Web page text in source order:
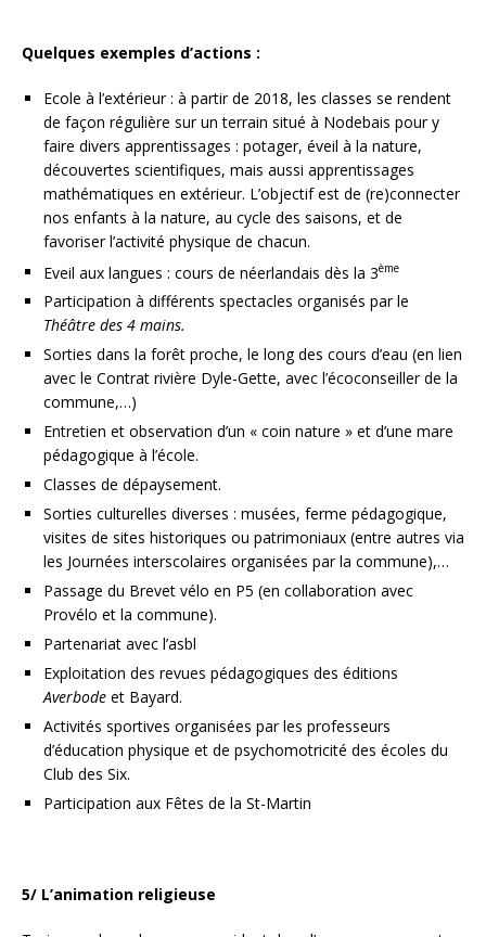
Quelques exemples d’actions :
Ecole à l’extérieur : à partir de 2018, les classes se rendent
de façon régulière sur un terrain situé à Nodebais pour y
faire divers apprentissages : potager, éveil à la nature,
découvertes scientifiques, mais aussi apprentissages
mathématiques en extérieur. L’objectif est de (re)connecter
nos enfants à la nature, au cycle des saisons, et de
favoriser l’activité physique de chacun.
Eveil aux langues : cours de néerlandais dès la 3ème
Participation à différents spectacles organisés par le
Théâtre des 4 mains.
Sorties dans la forêt proche, le long des cours d’eau (en lien
avec le Contrat rivière Dyle-Gette, avec l’écoconseiller de la
commune,…)
Entretien et observation d’un « coin nature » et d’une mare
pédagogique à l’école.
Classes de dépaysement.
Sorties culturelles diverses : musées, ferme pédagogique,
visites de sites historiques ou patrimoniaux (entre autres via
les Journées interscolaires organisées par la commune),…
Passage du Brevet vélo en P5 (en collaboration avec
Provélo et la commune).
Partenariat avec l’asbl
Exploitation des revues pédagogiques des éditions
Averbode et Bayard.
Activités sportives organisées par les professeurs
d’éducation physique et de psychomotricité des écoles du
Club des Six.
Participation aux Fêtes de la St-Martin
5/ L’animation religieuse